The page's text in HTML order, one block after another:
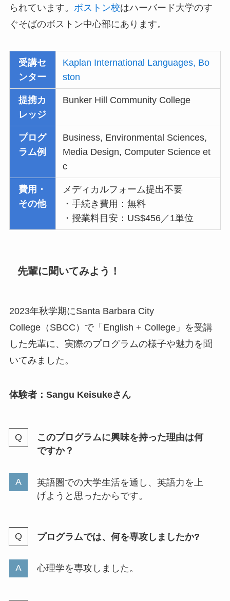
られています。 ボストン校はハーバード大学のす
ぐそばのボストン中心部にあります。
受講セ
ンター
Kaplan International Languages, Bo
ston
提携カ
レッジ
Bunker Hill Community College
プログ
ラム例
Business, Environmental Sciences,
Media Design, Computer Science et
c
費用・
その他
メディカルフォーム提出不要
・手続き費用：無料
・授業料目安：US$456／1単位
先輩に聞いてみよう！
2023年秋学期にSanta Barbara City
College（SBCC）で「English + College」を受講
した先輩に、実際のプログラムの様子や魅力を聞
いてみました。
体験者：Sangu Keisukeさん
このプログラムに興味を持った理由は何
ですか？
英語圏での大学生活を通し、英語力を上
げようと思ったからです。
プログラムでは、何を専攻しましたか?
心理学を専攻しました。